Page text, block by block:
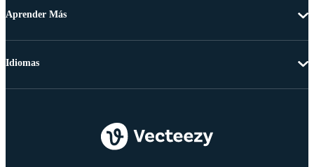
Aprender Más
Idiomas